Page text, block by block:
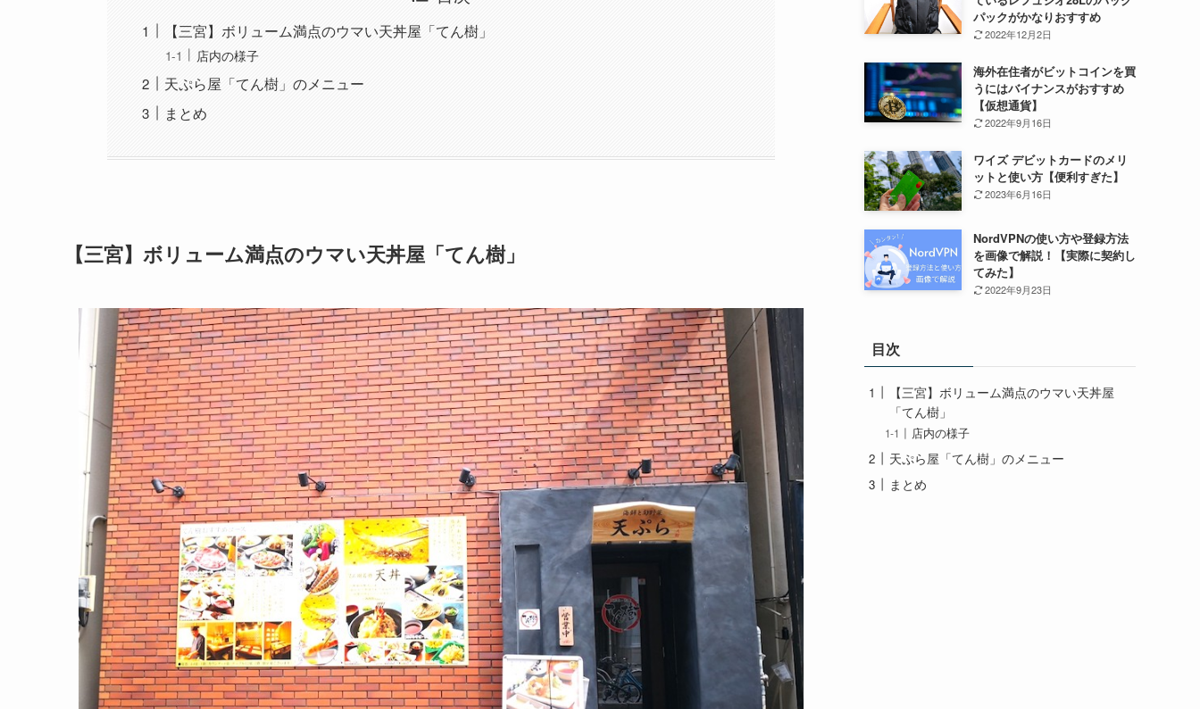
【三宮】ボリューム満点のウマい天丼屋「てん樹」
店内の様子
天ぷら屋「てん樹」のメニュー
まとめ
【三宮】ボリューム満点のウマい天丼屋「てん樹」
パックがかなりおすすめ
2022年12月2日
海外在住者がビットコインを買
うにはバイナンスがおすすめ
【仮想通貨】
2022年9月16日
ワイズ デビットカードのメリ
ットと使い方【便利すぎた】
2023年6月16日
NordVPNの使い方や登録方法
を画像で解説！【実際に契約し
てみた】
2022年9月23日
目次
【三宮】ボリューム満点のウマい天丼屋
「てん樹」
店内の様子
天ぷら屋「てん樹」のメニュー
まとめ